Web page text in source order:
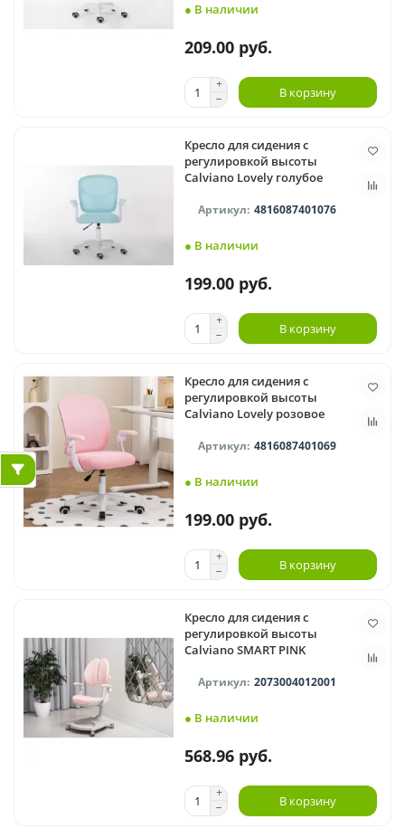
● В наличии
209.00 руб.
В корзину
Кресло для сидения с
регулировкой высоты
Calviano Lovely голубое
4816087401076
● В наличии
199.00 руб.
В корзину
Кресло для сидения с
регулировкой высоты
Calviano Lovely розовое
4816087401069
● В наличии
199.00 руб.
В корзину
Кресло для сидения с
регулировкой высоты
Calviano SMART PINK
2073004012001
● В наличии
568.96 руб.
В корзину